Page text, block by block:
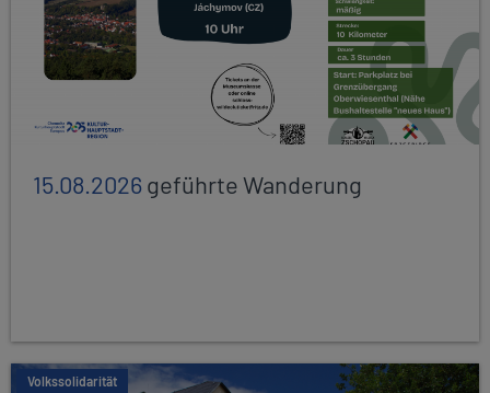
15.08.2026geführte Wanderung
Volkssolidarität